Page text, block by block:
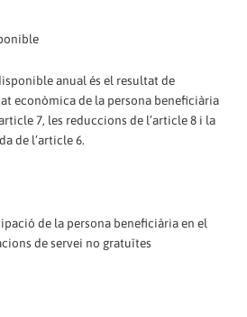
anual és el resultat de
econòmica de la persona beneficiària
7, les reduccions de l’article 8 i la
de l’article 6.
de la persona beneficiària en el
de servei no gratuïtes